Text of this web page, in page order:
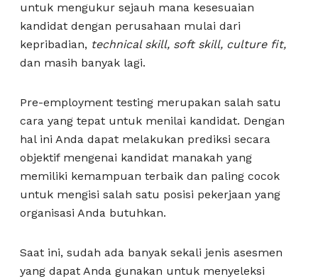
untuk mengukur sejauh mana kesesuaian
kandidat dengan perusahaan mulai dari
kepribadian, technical skill, soft skill, culture fit,
dan masih banyak lagi.
Pre-employment testing merupakan salah satu
cara yang tepat untuk menilai kandidat. Dengan
hal ini Anda dapat melakukan prediksi secara
objektif mengenai kandidat manakah yang
memiliki kemampuan terbaik dan paling cocok
untuk mengisi salah satu posisi pekerjaan yang
organisasi Anda butuhkan.
Saat ini, sudah ada banyak sekali jenis asesmen
yang dapat Anda gunakan untuk menyeleksi